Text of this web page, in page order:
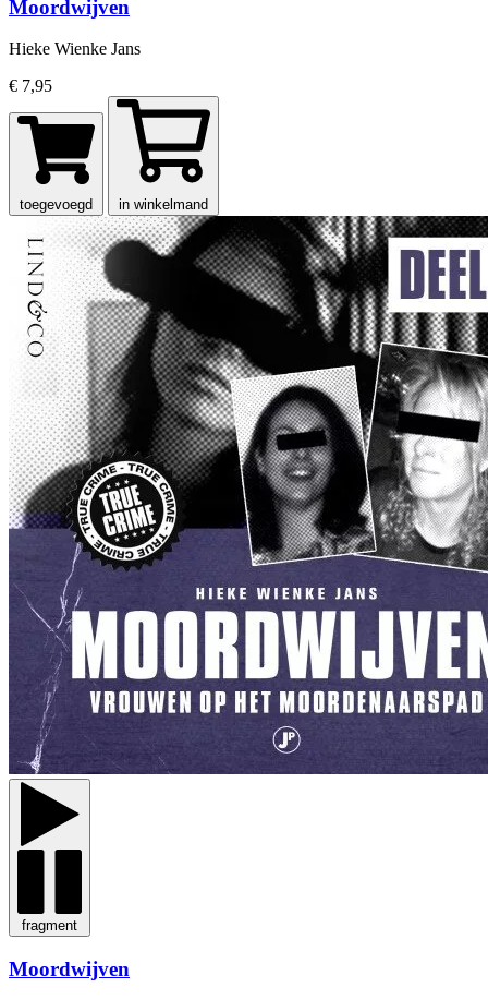
Moordwijven
Hieke Wienke Jans
€ 7,95
toegevoegd in winkelmand
fragment
Moordwijven